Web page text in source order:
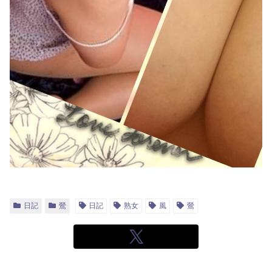
日記 鶯 日記 熟女 風 鶯